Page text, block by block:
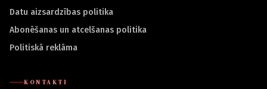
Datu aizsardzības politika
Abonēšanas un atcelšanas politika
Politiskā reklāma
KONTAKTI